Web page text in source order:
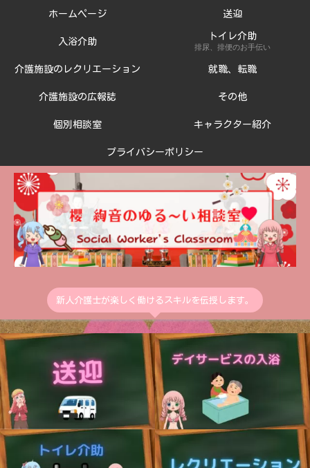
新人介護士が楽しく働けるスキルを伝授します。
ホームページ 送迎
入浴介助
トイレ介助
排尿、排便のお手伝い
介護施設のレクリエーション 就職、転職
介護施設の広報誌 その他
個別相談室 キャラクター紹介
プライバシーポリシー